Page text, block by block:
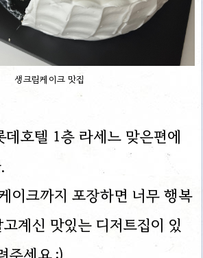
생크림케이크 맛집
데호텔 1층 라세느 맞은편에
이크까지 포장하면 너무 행복
계신 맛있는 디저트집이 있